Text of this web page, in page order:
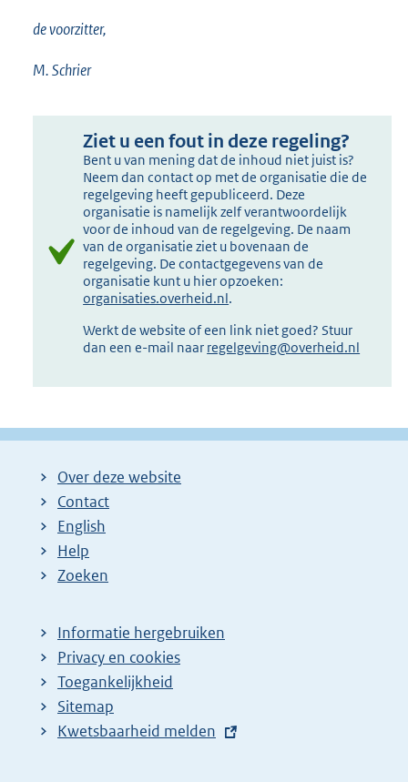
de voorzitter,
M. Schrier
Ziet u een fout in deze regeling?
Bent u van mening dat de inhoud niet juist is?
Neem dan contact op met de organisatie die de
regelgeving heeft gepubliceerd. Deze
organisatie is namelijk zelf verantwoordelijk
voor de inhoud van de regelgeving. De naam
van de organisatie ziet u bovenaan de
regelgeving. De contactgegevens van de
organisatie kunt u hier opzoeken:
organisaties.overheid.nl.
Werkt de website of een link niet goed? Stuur
dan een e-mail naar regelgeving@overheid.nl
Over deze website
Contact
English
Help
Zoeken
Informatie hergebruiken
Privacy en cookies
Toegankelijkheid
Sitemap
E
Kwetsbaarheid melden